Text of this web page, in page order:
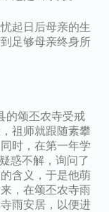
起日后母亲的生
足够母亲终身所
的颂丕农寺受戒
祖师就跟随素攀
时，在第一年学
惑不解，询问了
含义，于是他萌
，在颂丕农寺雨
雨安居，以便进